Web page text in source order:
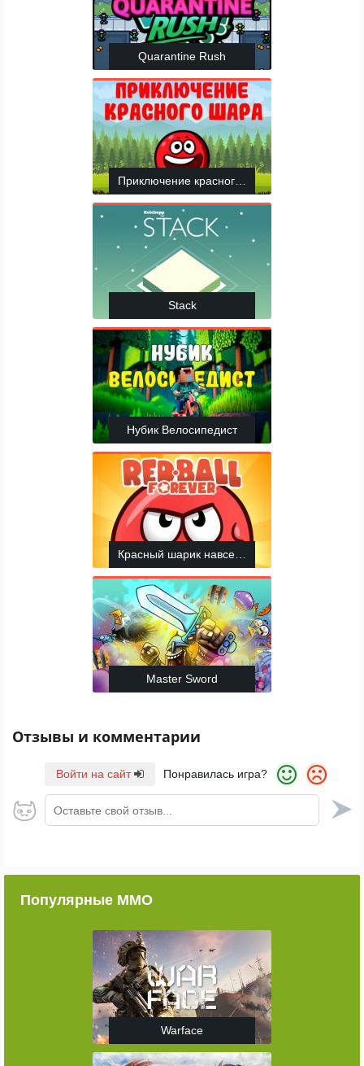
Quarantine Rush
Приключение красного шара
Stack
Нубик Велосипедист
Красный шарик навсегда
Master Sword
Отзывы и комментарии
Войти на сайт Понравилась игра?
Оставьте свой отзыв...
Популярные ММО
Warface